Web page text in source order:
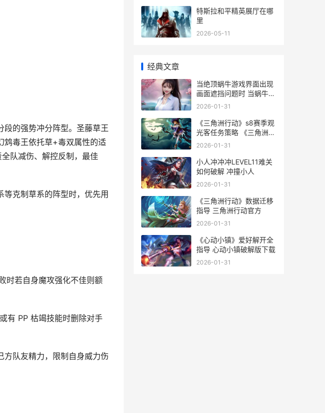
段的强势冲分阵型。圣藤草王
鸩毒王依托草+毒双属性的适
队减伤、解控反制，最佳
等克制草系的阵型时，优先用
时若自身魔攻强化不佳则额
有 PP 枯竭技能时删除对手
方队友精力，限制自身威力伤
特斯拉和平精英展厅在哪
里
2026-05-11
经典文章
当绝顶蜗牛游戏界面出现
画面遮挡问题时 当蜗牛登
上顶峰的时候
2026-01-31
《三角洲行动》s8赛季观
光客任务策略 《三角洲行
动》地图工具
2026-01-31
小人冲冲冲LEVEL11难关
如何破解 冲撞小人
2026-01-31
《三角洲行动》数据迁移
指导 三角洲行动官方
2026-01-31
《心动小镇》爱好解开全
指导 心动小镇破解版下载
2026-01-31